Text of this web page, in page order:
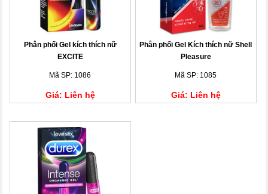
Phân phối Gel kích thích nữ
EXCITE
Mã SP: 1086
Giá: Liên hệ
Phân phối Gel Kích thích nữ Shell
Pleasure
Mã SP: 1085
Giá: Liên hệ